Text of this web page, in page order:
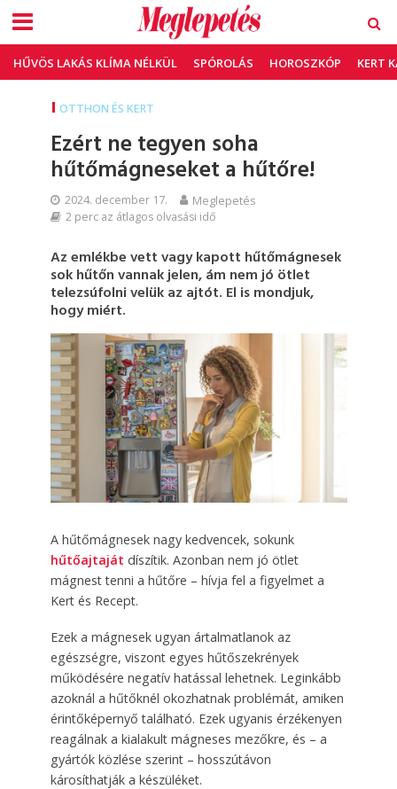
HŰVÖS LAKÁS KLÍMA NÉLKÜL SPÓROLÁS HOROSZKÓP KERT
OTTHON ÉS KERT
Ezért ne tegyen soha
hűtőmágneseket a hűtőre!
2024. december 17. Meglepetés
2 perc az átlagos olvasási idő
Az emlékbe vett vagy kapott hűtőmágnesek
sok hűtőn vannak jelen, ám nem jó ötlet
telezsúfolni velük az ajtót. El is mondjuk,
hogy miért.
A hűtőmágnesek nagy kedvencek, sokunk
hűtőajtaját díszítik. Azonban nem jó ötlet
mágnest tenni a hűtőre – hívja fel a figyelmet a
Kert és Recept.
Ezek a mágnesek ugyan ártalmatlanok az
egészségre, viszont egyes hűtőszekrények
működésére negatív hatással lehetnek. Leginkább
azoknál a hűtőknél okozhatnak problémát, amiken
érintőképernyő található. Ezek ugyanis érzékenyen
reagálnak a kialakult mágneses mezőkre, és – a
gyártók közlése szerint – hosszútávon
károsíthatják a készüléket.